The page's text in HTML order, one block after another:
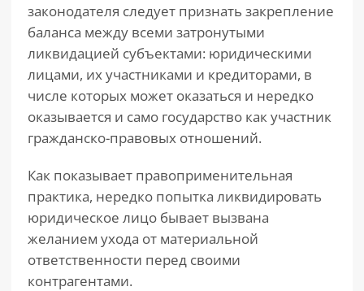
законодателя следует признать закрепление
баланса между всеми затронутыми
ликвидацией субъектами: юридическими
лицами, их участниками и кредиторами, в
числе которых может оказаться и нередко
оказывается и само государство как участник
гражданско-правовых отношений.
Как показывает правоприменительная
практика, нередко попытка ликвидировать
юридическое лицо бывает вызвана
желанием ухода от материальной
ответственности перед своими
контрагентами.